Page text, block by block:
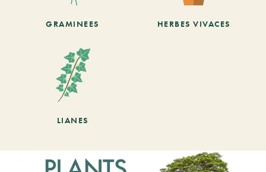
GRAMINEES HERBES VIVACES
LIANES